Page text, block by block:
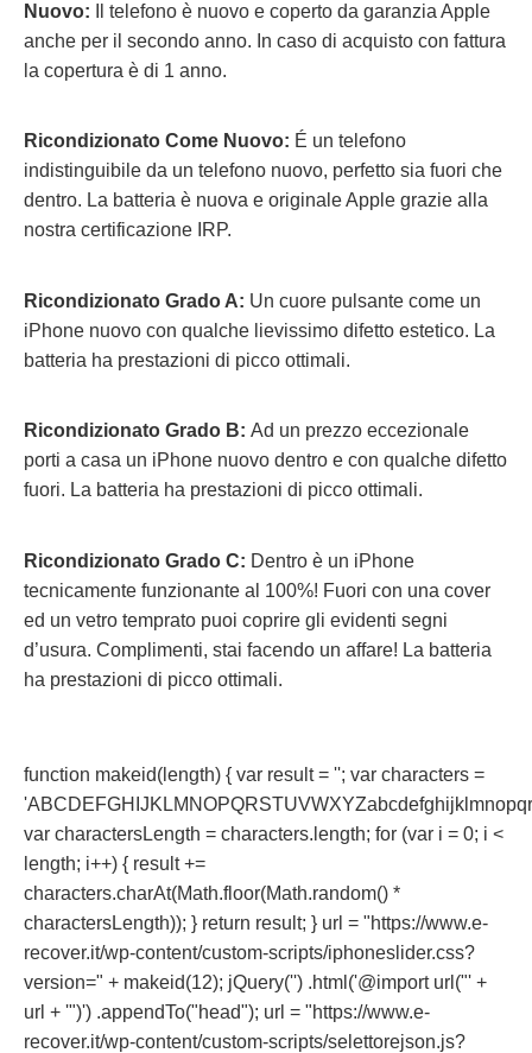
Nuovo:
Il telefono è nuovo e coperto da garanzia Apple
anche per il secondo anno. In caso di acquisto con fattura
la copertura è di 1 anno.
Ricondizionato Come Nuovo: É un telefono
indistinguibile da un telefono nuovo, perfetto sia fuori che
dentro. La batteria è nuova e originale Apple grazie alla
nostra certificazione IRP.
Ricondizionato Grado A: Un cuore pulsante come un
iPhone nuovo con qualche lievissimo difetto estetico. La
batteria ha prestazioni di picco ottimali.
Ricondizionato Grado B: Ad un prezzo eccezionale
porti a casa un iPhone nuovo dentro e con qualche difetto
fuori. La batteria ha prestazioni di picco ottimali.
Ricondizionato Grado C: Dentro è un iPhone
tecnicamente funzionante al 100%! Fuori con una cover
ed un vetro temprato puoi coprire gli evidenti segni
d’usura. Complimenti, stai facendo un affare! La batteria
ha prestazioni di picco ottimali.
function makeid(length) { var result = ''; var characters =
var charactersLength = characters.length; for (var i = 0; i <
length; i++) { result +=
characters.charAt(Math.floor(Math.random() *
charactersLength)); } return result; } url = "https://www.e-
recover.it/wp-content/custom-scripts/iphoneslider.css?
version=" + makeid(12); jQuery('') .html('@import url("' +
url + '")') .appendTo("head"); url = "https://www.e-
recover.it/wp-content/custom-scripts/selettorejson.js?